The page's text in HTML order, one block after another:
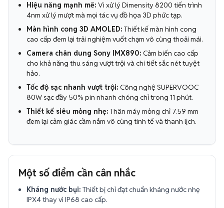
Hiệu năng mạnh mẽ: Vi xử lý Dimensity 8200 tiến trình
4nm xử lý mượt mà mọi tác vụ đồ họa 3D phức tạp.
Màn hình cong 3D AMOLED: Thiết kế màn hình cong
cao cấp đem lại trải nghiệm vuốt chạm vô cùng thoải mái.
Camera chân dung Sony IMX890: Cảm biến cao cấp
cho khả năng thu sáng vượt trội và chi tiết sắc nét tuyệt
hảo.
Tốc độ sạc nhanh vượt trội: Công nghệ SUPERVOOC
80W sạc đầy 50% pin nhanh chóng chỉ trong 11 phút.
Thiết kế siêu mỏng nhẹ: Thân máy mỏng chỉ 7.59 mm
đem lại cảm giác cầm nắm vô cùng tinh tế và thanh lịch.
Một số điểm cần cân nhắc
Kháng nước bụi: Thiết bị chỉ đạt chuẩn kháng nước nhẹ
IPX4 thay vì IP68 cao cấp.